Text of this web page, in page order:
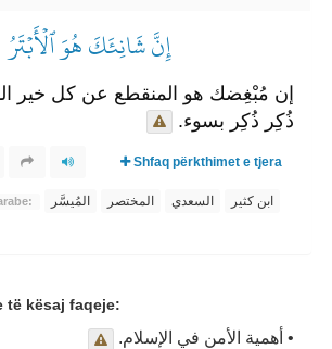
إِنَّ شَانِئَكَ هُوَ ٱلۡأَبۡتَرُ
إن مُبْغِضك هو المنقطع عن كل خير
ذُكِر ذُكِر بسوء.
Shfaq përkthimet e tjera
المُيسَّر المختصر السعدي
ابن كثير
të kësaj faqeje:
• أهمية الأمن في الإسلام.